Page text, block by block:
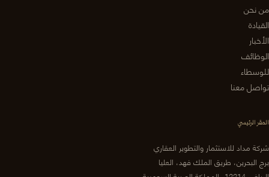
من نحن
القيادة
الأخبار
الوظائف
للوسطاء
تواصل معنا
المقر الرئيسي
شركة مداد للاستثمار والتطوير العقاري
برج البحرين، طريق الملك فهد، العليا